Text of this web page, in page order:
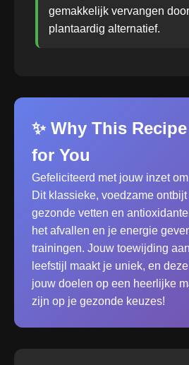
gemakkelijk vervangen
plantaardig alternatief.
✨ Why This
for You
Gefeliciteerd met jouw inzet
Dit klassieke, voedzame
gezonde vetten en
het afvallen en je energie
trainingen. Jouw toewijding
leefstijl maakt je uniek, en
jouw doelen op een heerlijke
zijn op je gezonde keuzes!